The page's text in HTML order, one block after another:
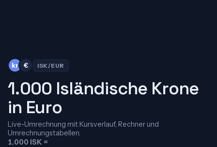
kr € ISK/EUR
1.000 Isländische Krone
in Euro
Live-Umrechnung mit Kursverlauf, Rechner und
Umrechnungstabellen.
1.000 ISK =